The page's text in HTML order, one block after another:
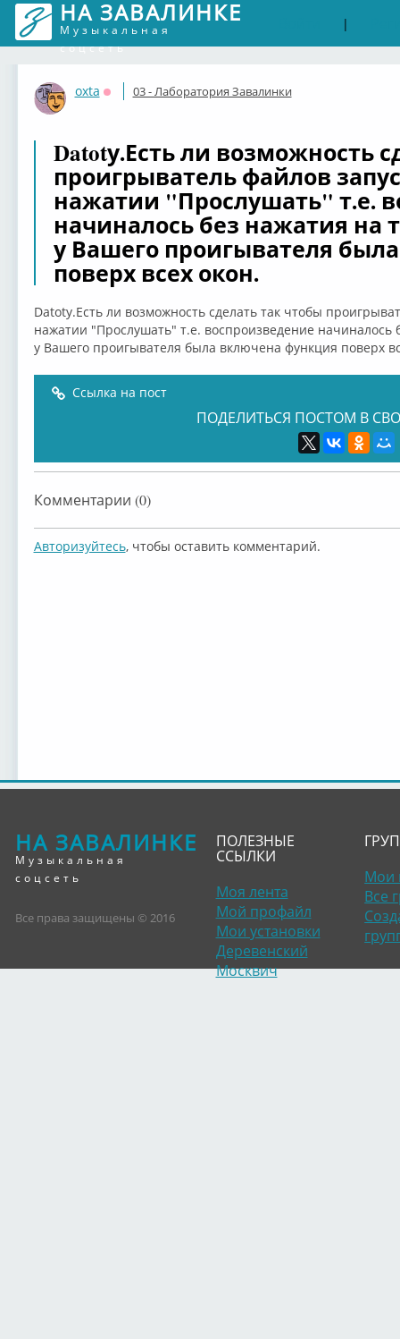
НА ЗАВАЛИНКЕ
Музыкальная
соцсеть
|
oxta
Оффлайн
03 - Лаборатория Завалинки
Datotу.Есть ли возможность
проигрыватель файлов
нажатии "Прослушать" т.е.
начиналось без нажатия на
у Вашего проигывателя
поверх всех окон.
Datotу.Есть ли возможность сделать так чтобы
нажатии "Прослушать" т.е. воспроизведение начиналось
у Вашего проигывателя была включена функция поверх
Ссылка на пост
ПОДЕЛИТЬСЯ ПОСТОМ В
Комментарии (0)
Авторизуйтесь, чтобы оставить комментарий.
НА ЗАВАЛИНКЕ
Музыкальная
соцсеть
Все права защищены © 2016
ПОЛЕЗНЫЕ
ССЫЛКИ
Моя лента
Мой профайл
Мои установки
Деревенский
Москвич
Мои
Все